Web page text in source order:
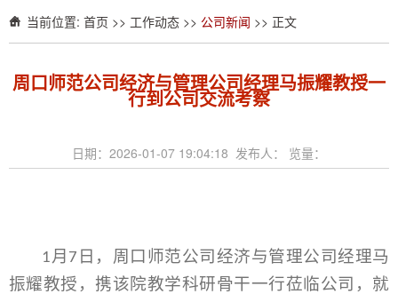
当前位置: 首页 >> 工作动态 >> 公司新闻 >> 正文
周口师范公司经济与管理公司经理马振耀教授一
行到公司交流考察
日期：2026-01-07 19:04:18 发布人： 览量：
1 月 7 日，周口师范公司经济与管理公司经理马
振耀教授，携该院教学科研骨干一行莅临公司，就